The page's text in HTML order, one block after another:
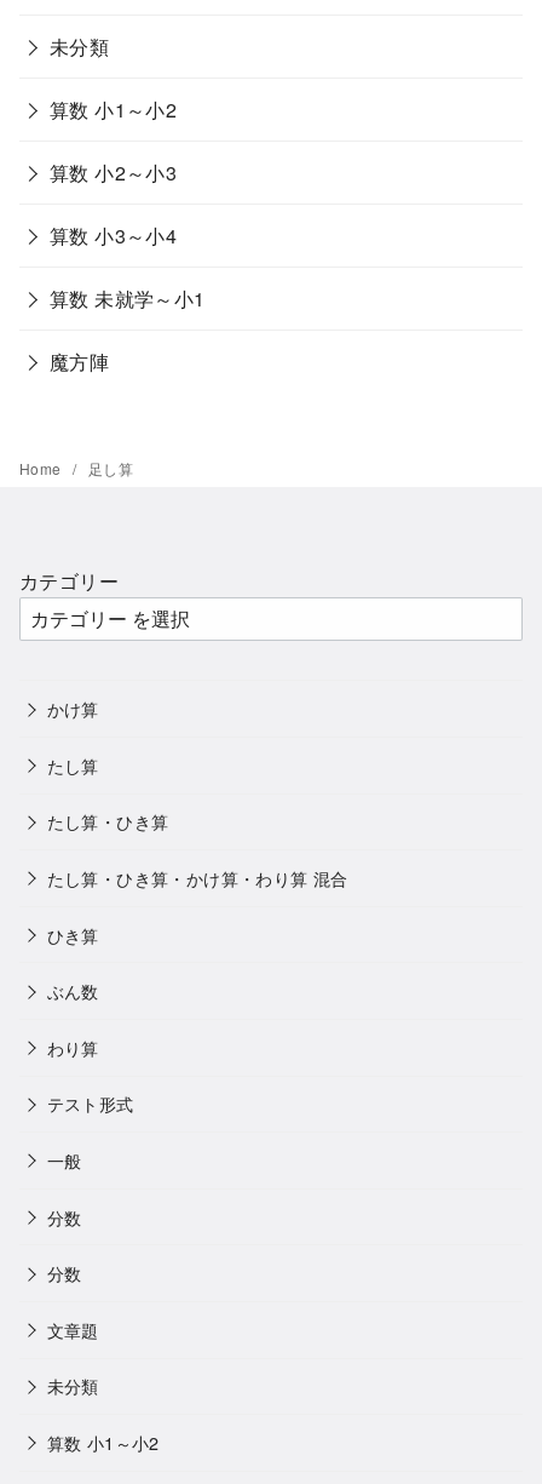
未分類
算数 小1～小2
算数 小2～小3
算数 小3～小4
算数 未就学～小1
魔方陣
Home 足し算
カテゴリー
かけ算
たし算
たし算・ひき算
たし算・ひき算・かけ算・わり算 混合
ひき算
ぶん数
わり算
テスト形式
一般
分数
分数
文章題
未分類
算数 小1～小2